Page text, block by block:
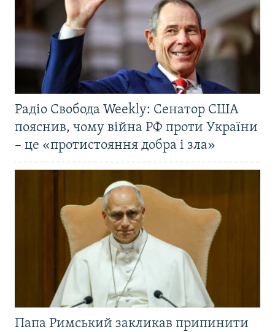
Радіо Свобода Weekly: Сенатор США
пояснив, чому війна РФ проти України
– це «протистояння добра і зла»
Папа Римський закликав припинити